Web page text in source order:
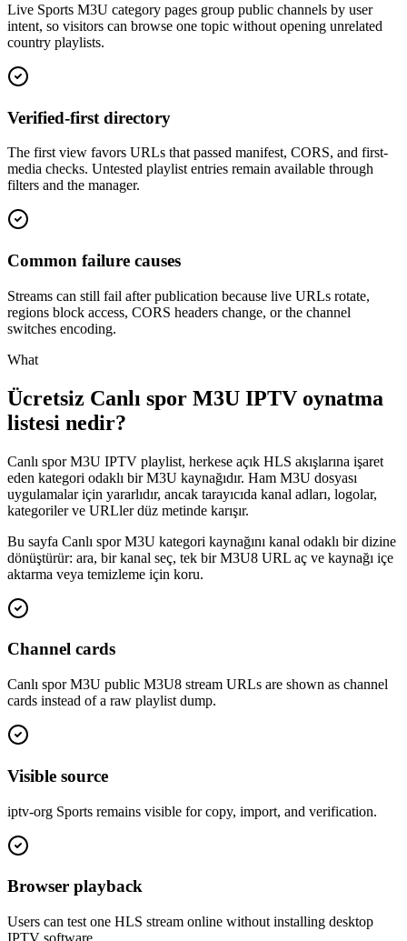
Live Sports M3U category pages group public channels by user
intent, so visitors can browse one topic without opening unrelated
country playlists.
Verified-first directory
The first view favors URLs that passed manifest, CORS, and first-
media checks. Untested playlist entries remain available through
filters and the manager.
Common failure causes
Streams can still fail after publication because live URLs rotate,
regions block access, CORS headers change, or the channel
switches encoding.
What
Ücretsiz Canlı spor M3U IPTV oynatma
listesi nedir?
Canlı spor M3U IPTV playlist, herkese açık HLS akışlarına işaret
eden kategori odaklı bir M3U kaynağıdır. Ham M3U dosyası
uygulamalar için yararlıdır, ancak tarayıcıda kanal adları, logolar,
kategoriler ve URLler düz metinde karışır.
Bu sayfa Canlı spor M3U kategori kaynağını kanal odaklı bir dizine
dönüştürür: ara, bir kanal seç, tek bir M3U8 URL aç ve kaynağı içe
aktarma veya temizleme için koru.
Channel cards
Canlı spor M3U public M3U8 stream URLs are shown as channel
cards instead of a raw playlist dump.
Visible source
iptv-org Sports remains visible for copy, import, and verification.
Browser playback
Users can test one HLS stream online without installing desktop
IPTV software.